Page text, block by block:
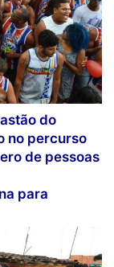
do
no percurso
de pessoas
para